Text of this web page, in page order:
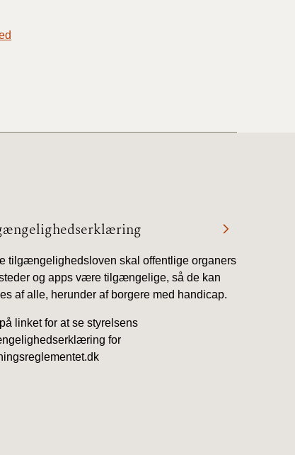
30/6
12
7 2019)
6 2018)
tilgængelighedsloven skal offentlige organers
og apps være tilgængelige, så de kan
af alle, herunder af borgere med handicap.
linket for at se styrelsens
for